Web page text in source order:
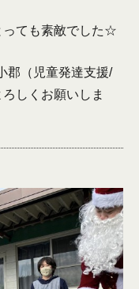
っても素敵でした☆
郡（児童発達支援/
しくお願いしま